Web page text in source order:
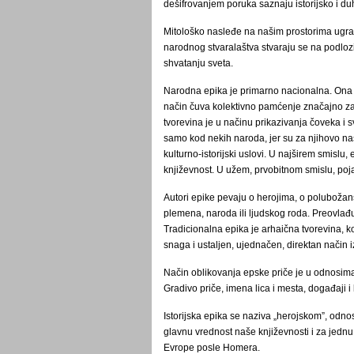
dešifrovanjem poruka saznaju istorijsko i
Mitološko nasleđe na našim prostorima
narodnog stvaralaštva stvaraju se na
shvatanju sveta.
Narodna epika je primarno nacionalna.
način čuva kolektivno pamćenje značajno
tvorevina je u načinu prikazivanja čoveka i
samo kod nekih naroda, jer su za njihovo
kulturno-istorijski uslovi. U najširem smislu,
književnost. U užem, prvobitnom smislu,
Autori epike pevaju o herojima, o
plemena, naroda ili ljudskog roda.
Tradicionalna epika je arhaična tvorevina,
snaga i ustaljen, ujednačen, direktan način
Način oblikovanja epske priče je u
Gradivo priče, imena lica i mesta, događaji
Istorijska epika se naziva „herojskom”,
glavnu vrednost naše književnosti i za
Evrope posle Homera.